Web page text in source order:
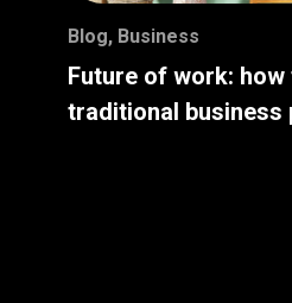
Blog, Business
Future of work:
traditional business